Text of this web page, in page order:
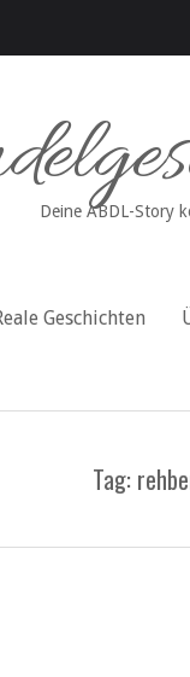
Deine ABDL-Story
Geschichten
Tag: